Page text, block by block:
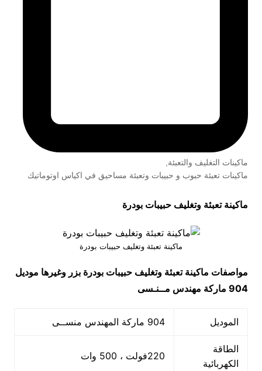
ماكينات التغليف والتعبئة,
ماكينات تعبئة حبوب و حبيبات وتعبئة مساحيق في اكياس اوتوماتيك
ماكينة تعبئة وتغليف حبيبات بودرة
ماكينة تعبئة وتغليف حبيبات بودرة
مواصفات ماكينة تعبئة وتغليف حبيبات بودرة بزر وغيرها موديل
904 ماركة مهندس مــنـسى
الموديل 904 ماركة المهندس منســى
الطاقة
الكهربائية
220فولت ، 500 وات